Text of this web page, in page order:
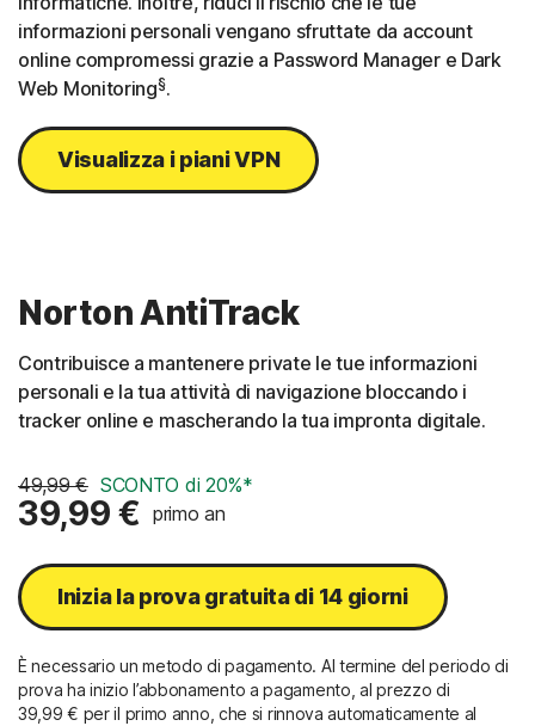
informazioni personali vengano sfruttate da account
online compromessi grazie a Password Manager e Dark
Web Monitoring§.
Visualizza i piani VPN
Norton AntiTrack
Contribuisce a mantenere private le tue informazioni
personali e la tua attività di navigazione bloccando i
tracker online e mascherando la tua impronta digitale.
49,99 € SCONTO di 20%*
39,99 € primo an
Inizia la prova gratuita di 14 giorni
È necessario un metodo di pagamento. Al termine del periodo di
prova ha inizio l’abbonamento a pagamento, al prezzo di
39,99 € peril primo anno, che si rinnova automaticamente al